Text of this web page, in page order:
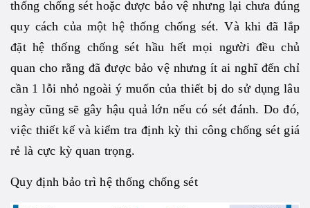
thống chống sét hoặc được bảo vệ nhưng lại chưa đúng
quy cách của một hệ thống chống sét. Và khi đã lắp
đặt hệ thống chống sét hầu hết mọi người đều chủ
quan cho rằng đã được bảo vệ nhưng ít ai nghĩ đến chỉ
cần 1 lỗi nhỏ ngoài ý muốn của thiết bị do sử dụng lâu
ngày cũng sẽ gây hậu quả lớn nếu có sét đánh. Do đó,
việc thiết kế và kiểm tra định kỳ thi công chống sét giá
rẻ là cực kỳ quan trọng.
Quy định bảo trì hệ thống chống sét